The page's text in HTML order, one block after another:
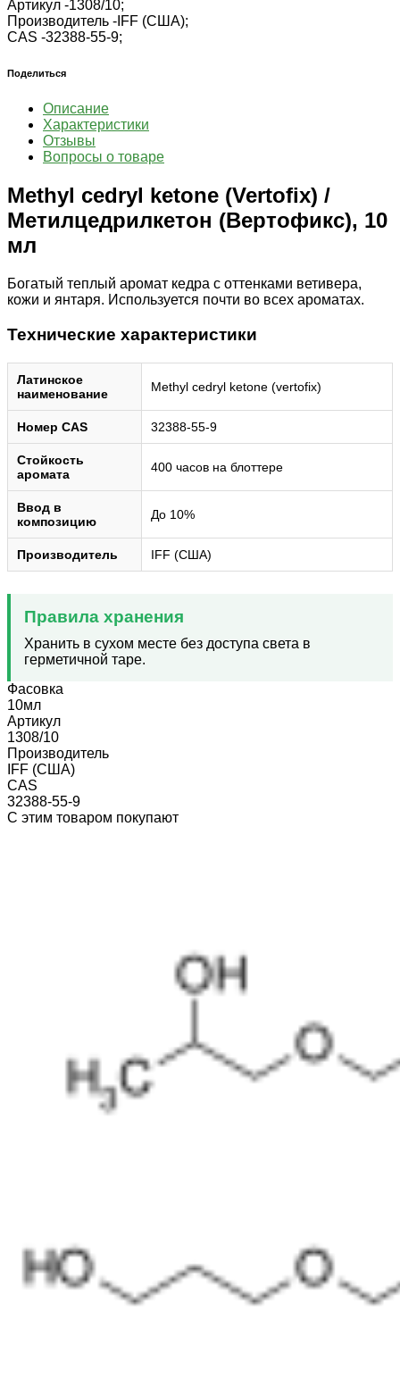
Артикул -1308/10;
Производитель - IFF (США);
CAS -32388-55-9;
Поделиться
Описание
Характеристики
Отзывы
Вопросы о товаре
Methyl cedryl ketone (Vertofix) /
Метилцедрилкетон (Вертофикс), 10
мл
Богатый теплый аромат кедра с оттенками ветивера,
кожи и янтаря. Используется почти во всех ароматах.
Технические характеристики
Латинское
наименование
Methyl cedryl ketone (vertofix)
Номер CAS 32388-55-9
Стойкость
аромата
400 часов на блоттере
Ввод в
композицию
До 10%
Производитель IFF (США)
Правила хранения
Хранить в сухом месте без доступа света в
герметичной таре.
Фасовка
10мл
Артикул
1308/10
Производитель
IFF (США)
CAS
32388-55-9
С этим товаром покупают